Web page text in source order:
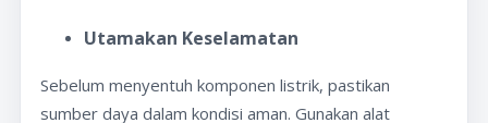
Utamakan Keselamatan
Sebelum menyentuh komponen listrik, pastikan
sumber daya dalam kondisi aman. Gunakan alat